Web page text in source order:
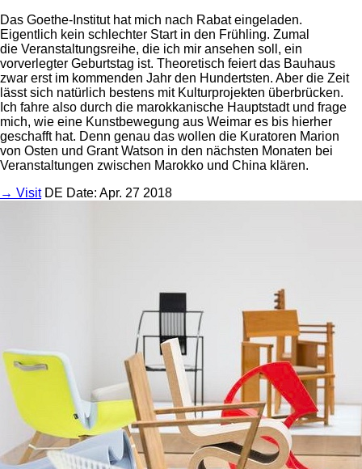
Das Goethe-Institut hat mich nach Rabat eingeladen.
Eigentlich kein schlechter Start in den Frühling. Zumal
die Veranstaltungsreihe, die ich mir ansehen soll, ein
vorverlegter Geburtstag ist. Theoretisch feiert das Bauhaus
zwar erst im kommenden Jahr den Hundertsten. Aber die Zeit
lässt sich natürlich bestens mit Kulturprojekten überbrücken.
Ich fahre also durch die marokkanische Hauptstadt und frage
mich, wie eine Kunstbewegung aus Weimar es bis hierher
geschafft hat. Denn genau das wollen die Kuratoren Marion
von Osten und Grant Watson in den nächsten Monaten bei
Veranstaltungen zwischen Marokko und China klären.
→ Visit DE Date: Apr. 27 2018